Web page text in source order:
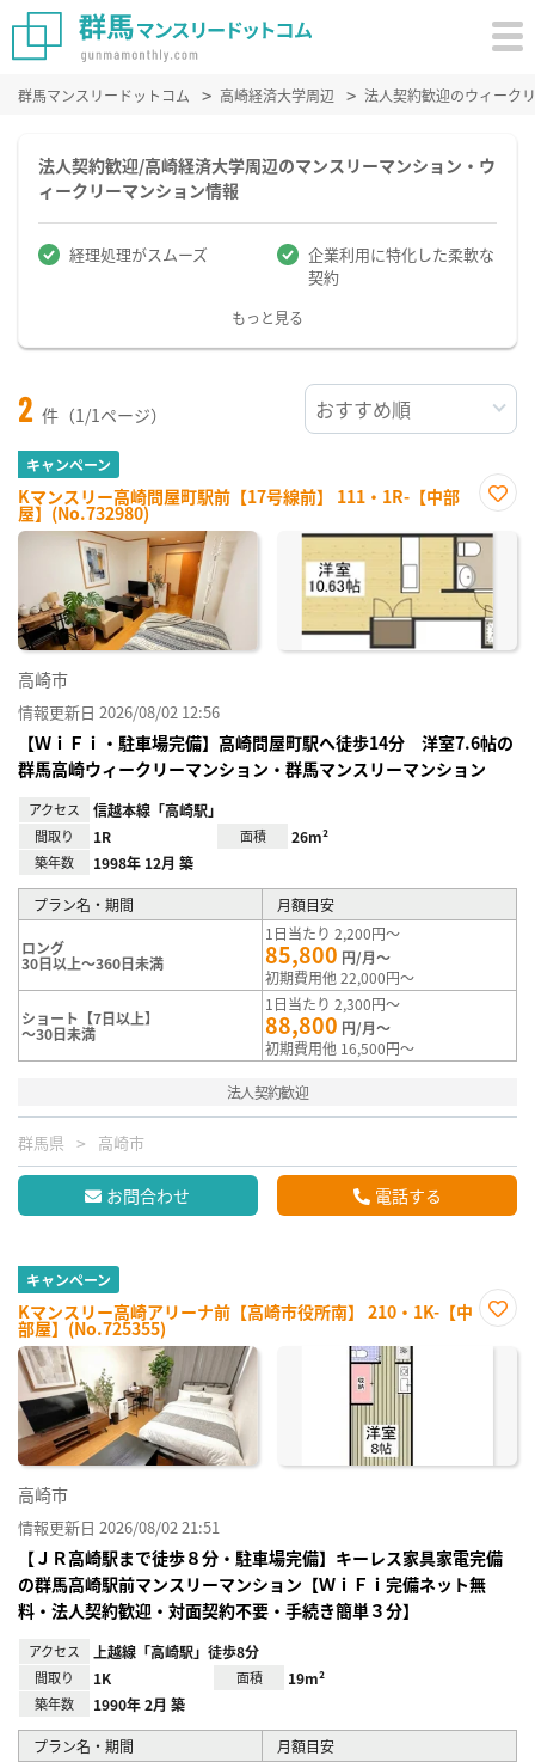
群馬マンスリードットコム 高崎経済大学周辺 法人契約歓迎のウィーク
法人契約歓迎/高崎経済大学周辺のマンスリーマンション・ウ
ィークリーマンション情報
経理処理がスムーズ
企業利用に特化した柔軟な
契約
もっと見る
2 件（1/1ページ）
キャンペーン
Kマンスリー高崎問屋町駅前【17号線前】 111・1R-【中部
屋】(No.732980)
に入
り登
高崎市
情報更新日 2026/08/02 12:56
【ＷｉＦｉ・駐車場完備】高崎問屋町駅へ徒歩14分 洋室7.6帖の
群馬高崎ウィークリーマンション・群馬マンスリーマンション
アクセス 信越本線「高崎駅」
間取り 1R 面積 26m²
築年数 1998年 12月 築
プラン名・期間 月額目安
ロング
30日以上～360日未満
1日当たり 2,200円～
85,800 円/月～
初期費用他 22,000円～
ショート【7日以上】
～30日未満
1日当たり 2,300円～
88,800 円/月～
初期費用他 16,500円～
法人契約歓迎
群馬県 高崎市
お問合わせ 電話する
キャンペーン
Kマンスリー高崎アリーナ前【高崎市役所南】 210・1K-【中
部屋】(No.725355)
に入
高崎市
情報更新日 2026/08/02 21:51
【ＪＲ高崎駅まで徒歩８分・駐車場完備】キーレス家具家電完備
の群馬高崎駅前マンスリーマンション【ＷｉＦｉ完備ネット無
料・法人契約歓迎・対面契約不要・手続き簡単３分】
アクセス 上越線「高崎駅」徒歩8分
間取り 1K 面積 19m²
築年数 1990年 2月 築
プラン名・期間 月額目安